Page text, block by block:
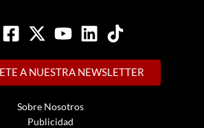
A NUESTRA NEWSLETTER
Sobre Nosotros
Publicidad